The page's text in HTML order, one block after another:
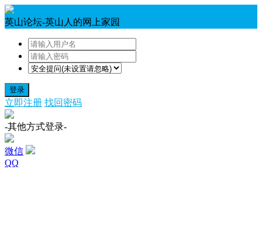
英山论坛-英山人的网上家园
登录
立即注册 找回密码
-其他方式登录-
微信
QQ